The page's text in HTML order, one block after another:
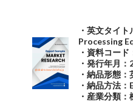
・英文タイ
Processing
・資料コー
・発行年月
・納品形態
・納品方法：
・産業分類